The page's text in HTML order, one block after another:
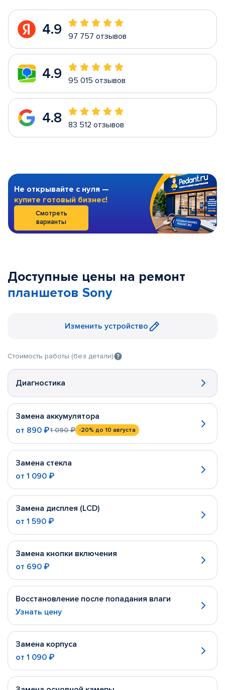
4.9 97 757 отзывов
4.9 95 015 отзывов
4.8 83 512 отзывов
Не открывайте с нуля —
купите готовый бизнес!
Смотреть
варианты
Доступные цены на ремонт
планшетов Sony
Изменить устройство
Стоимость работы (без детали)
Диагностика
Замена аккумулятора
от 890 ₽1 090 ₽ -20% до 10 августа
Замена стекла
от 1 090 ₽
Замена дисплея (LCD)
от 1 590 ₽
Замена кнопки включения
от 690 ₽
Восстановление после попадания влаги
Узнать цену
Замена корпуса
от 1 090 ₽